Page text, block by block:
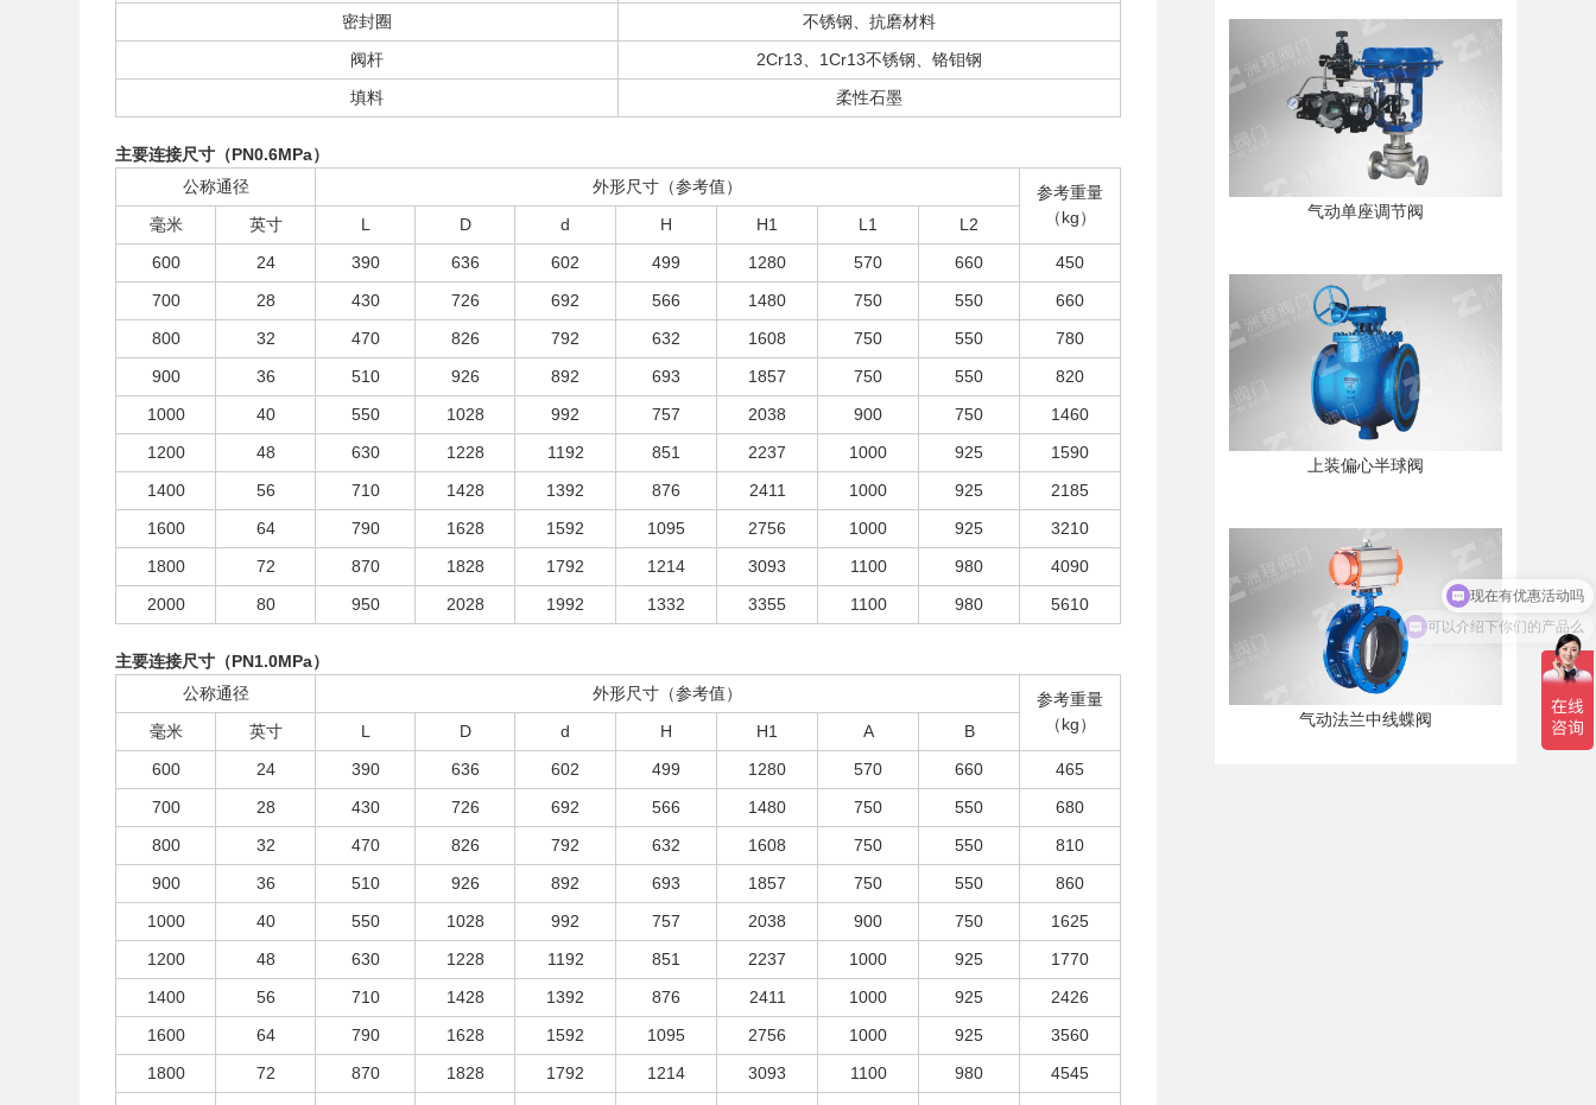
密封圈
不锈钢、抗磨材料
阀杆
2Cr13、1Cr13不锈钢、铬钼钢
填料
柔性石墨
主要连接尺寸（PN0.6MPa）
公称通径
外形尺寸（参考值）
参考重量
（kg）
毫米 英寸 L D d H H1 L1
L2
600
24 390 636 602 499 1280 570 660
450
700
28 430 726 692 566 1480 750 550
660
800
32 470 826 792 632 1608 750 550
780
900
36 510 926 892 693 1857 750 550
820
1000
40 550 1028 992 757 2038 900 750
1460
1200
48 630 1228 1192 851 2237 1000 925
1590
1400
56 710 1428 1392 876 2411 1000 925
2185
1600
64 790 1628 1592 1095 2756 1000 925
3210
1800
72 870 1828 1792 1214 3093 1100 980
4090
2000
80 950 2028 1992 1332 3355 1100 980 5610
主要连接尺寸（PN1.0MPa）
公称通径
外形尺寸（参考值）
参考重量
（kg）
毫米 英寸 L D d H H1 A
B
600
24 390 636 602 499 1280 570 660
465
700
28 430 726 692 566 1480 750 550
680
800
32 470 826 792 632 1608 750 550
810
900
36 510 926 892 693 1857 750 550
860
1000
40 550 1028 992 757 2038 900 750
1625
1200
48 630 1228 1192 851 2237 1000 925
1770
1400
56 710 1428 1392 876 2411 1000 925
2426
1600
64 790 1628 1592 1095 2756 1000 925
3560
1800
72 870 1828 1792 1214 3093 1100 980
4545
气动单座调节阀
上装偏心半球阀
气动法兰中线蝶阀
可以介绍下你们的产品么